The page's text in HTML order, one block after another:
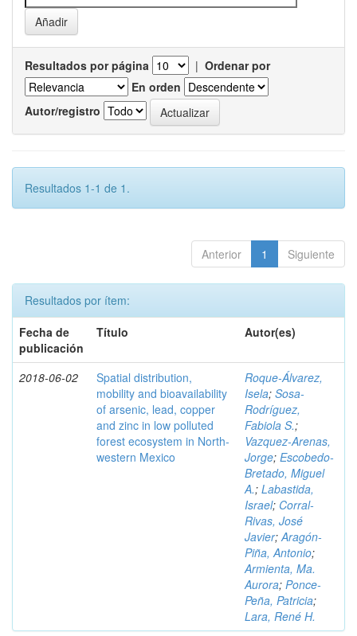
Resultados por página | Ordenar por
En orden
Autor/registro
Resultados 1-1 de 1.
Anterior 1 Siguiente
Resultados por ítem:
Fecha de
publicación
Título Autor(es)
2018-06-02
Spatial distribution,
mobility and bioavailability
of arsenic, lead, copper
and zinc in low polluted
forest ecosystem in North-
western Mexico
Roque-Álvarez,
Isela; Sosa-
Rodríguez,
Fabiola S.;
Vazquez-Arenas,
Jorge; Escobedo-
Bretado, Miguel
A.; Labastida,
Israel; Corral-
Rivas, José
Javier;Aragón-
Piña, Antonio;
Armienta, Ma.
Aurora; Ponce-
Peña, Patricia;
Lara, René H.